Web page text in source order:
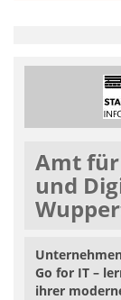
Amt
und
Go for IT –
ihrer